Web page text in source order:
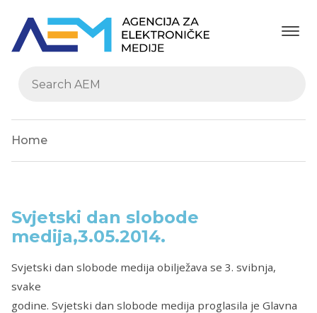
Home
Svjetski dan slobode
medija,3.05.2014.
Svjetski dan slobode medija obilježava se 3. svibnja,
svake
godine. Svjetski dan slobode medija proglasila je Glavna